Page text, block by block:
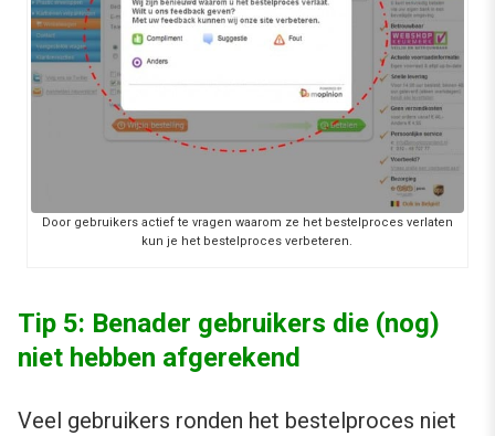
Door gebruikers actief te vragen waarom ze het bestelproces verlaten
kun je het bestelproces verbeteren.
Tip 5: Benader gebruikers die (nog)
niet hebben afgerekend
Veel gebruikers ronden het bestelproces niet